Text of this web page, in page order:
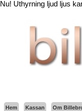
Nu! Uthyrning ljud ljus
Hem Kassan Om